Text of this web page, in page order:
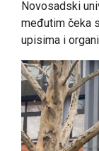
Novosadski
međutim čeka
upisima i